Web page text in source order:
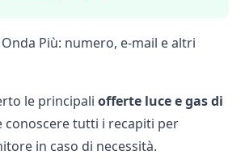
Più: numero, e-mail e altri
le principali offerte luce e gas di
conoscere tutti i recapiti per
in caso di necessità.